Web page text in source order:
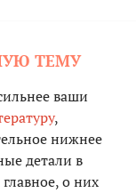
ТЕМУ
ваши
,
нижнее
детали в
о них